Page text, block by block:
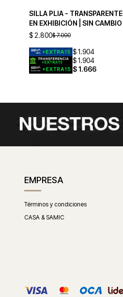
SILLA PLIA - TRANSPARENTE
EN EXHIBICIÓN | SIN CAMBIO
$ 2.800$ 7.000
$1.904
$1.904
$1.666
EMPRESA
Términos y condiciones
CASA & SAMIC